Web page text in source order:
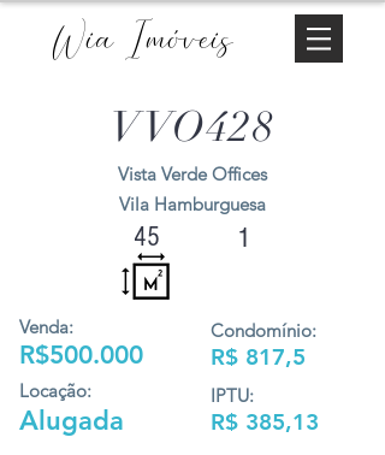
Wia Imóveis
VVO428
Vista Verde Offices
Vila Hamburguesa
45
Venda:
R$500.000
Locação:
Alugada
1
Condomínio:
R$ 817,5
IPTU:
R$ 385,13